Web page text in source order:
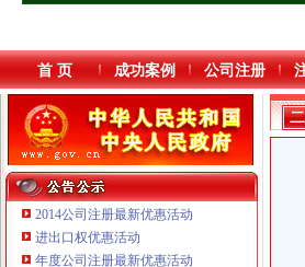
首 页 成功案例 公司注册
2014公司注册最新优惠活动
进出口权优惠活动
年度公司注册最新优惠活动